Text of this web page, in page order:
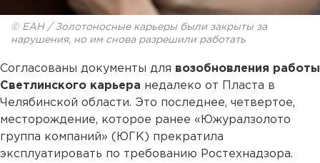
© ЕАН / Золотоносные карьеры были закрыты за
нарушения, но им снова разрешили работать
Согласованы документы для возобновления работы
Светлинского карьера недалеко от Пласта в
Челябинской области. Это последнее, четвертое,
месторождение, которое ранее «Южуралзолото
группа компаний» (ЮГК) прекратила
эксплуатировать по требованию Ростехнадзора.